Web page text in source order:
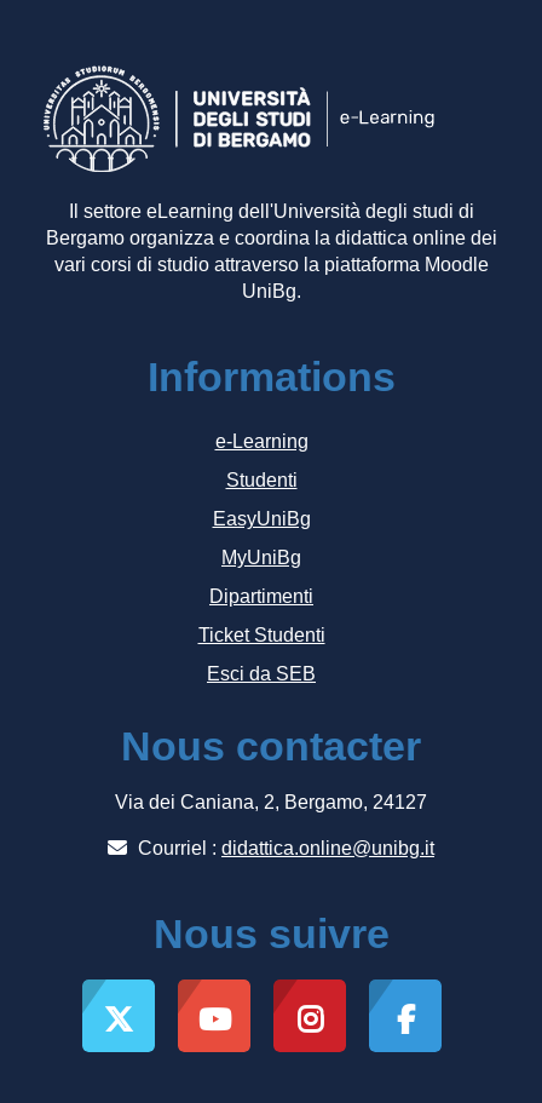
Il settore eLearning dell'Università degli studi di
Bergamo organizza e coordina la didattica online dei
vari corsi di studio attraverso la piattaforma Moodle
UniBg.
Informations
e-Learning
Studenti
EasyUniBg
MyUniBg
Dipartimenti
Ticket Studenti
Esci da SEB
Nous contacter
Via dei Caniana, 2, Bergamo, 24127
Courriel : didattica.online@unibg.it
Nous suivre